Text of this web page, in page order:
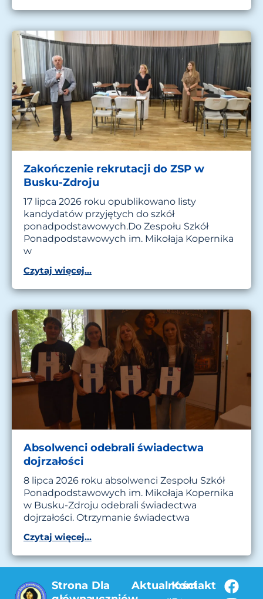
Zakończenie rekrutacji do ZSP w
Busku-Zdroju
17 lipca 2026 roku opublikowano listy
kandydatów przyjętych do szkół
ponadpodstawowych.Do Zespołu Szkół
Ponadpodstawowych im. Mikołaja Kopernika
w
Czytaj więcej...
Absolwenci odebrali świadectwa
dojrzałości
8 lipca 2026 roku absolwenci Zespołu Szkół
Ponadpodstawowych im. Mikołaja Kopernika
w Busku-Zdroju odebrali świadectwa
dojrzałości. Otrzymanie świadectwa
Czytaj więcej...
Strona Dla
Aktualności
Kontakt